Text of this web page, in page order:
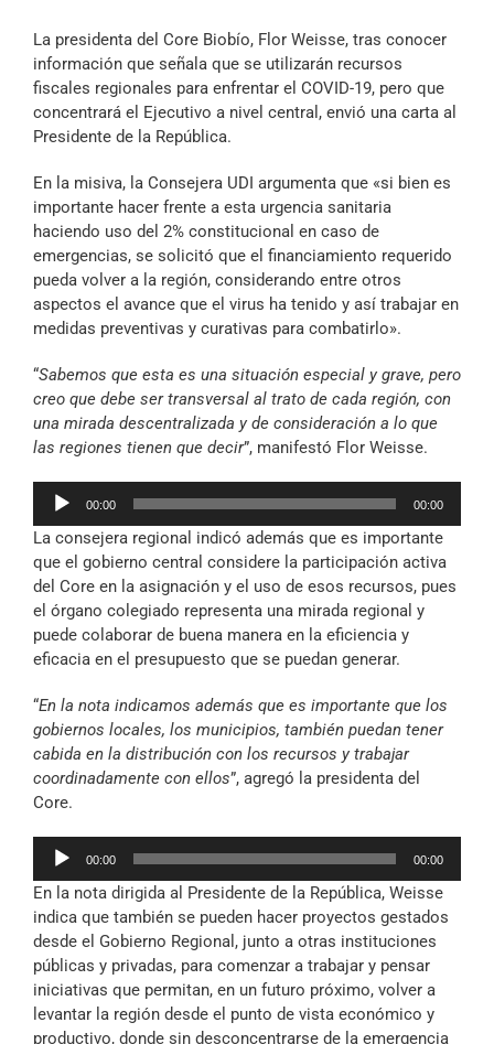
La presidenta del Core Biobío, Flor Weisse, tras conocer
información que señala que se utilizarán recursos
fiscales regionales para enfrentar el COVID-19, pero que
concentrará el Ejecutivo a nivel central, envió una carta al
Presidente de la República.
En la misiva, la Consejera UDI argumenta que «si bien es
importante hacer frente a esta urgencia sanitaria
haciendo uso del 2% constitucional en caso de
emergencias, se solicitó que el financiamiento requerido
pueda volver a la región, considerando entre otros
aspectos el avance que el virus ha tenido y así trabajar en
medidas preventivas y curativas para combatirlo».
“Sabemos que esta es una situación especial y grave, pero
creo que debe ser transversal al trato de cada región, con
una mirada descentralizada y de consideración a lo que
las regiones tienen que decir”, manifestó Flor Weisse.
Reproductor
audio
00:00 00:00
La consejera regional indicó además que es importante
que el gobierno central considere la participación activa
del Core en la asignación y el uso de esos recursos, pues
el órgano colegiado representa una mirada regional y
puede colaborar de buena manera en la eficiencia y
eficacia en el presupuesto que se puedan generar.
“En la nota indicamos además que es importante que los
gobiernos locales, los municipios, también puedan tener
cabida en la distribución con los recursos y trabajar
coordinadamente con ellos”, agregó la presidenta del
Core.
Reproductor
audio
00:00 00:00
En la nota dirigida al Presidente de la República, Weisse
indica que también se pueden hacer proyectos gestados
desde el Gobierno Regional, junto a otras instituciones
públicas y privadas, para comenzar a trabajar y pensar
iniciativas que permitan, en un futuro próximo, volver a
levantar la región desde el punto de vista económico y
productivo, donde sin desconcentrarse de la emergencia